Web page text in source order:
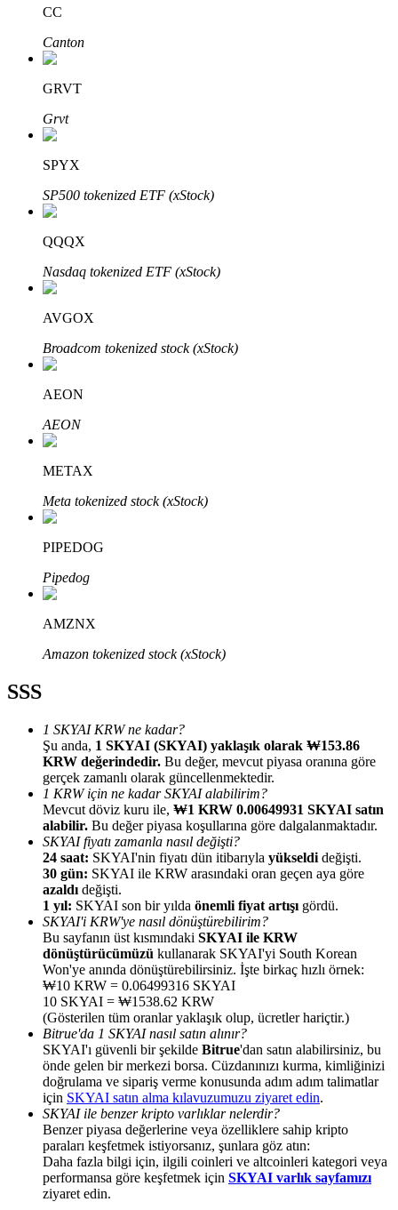
Otomatik Yatırım
Uzun vadeli kâr ve esnek çıkarlar elde edin
Stake Etmeyi Öğrenin
Pasif gelir kazanma hakkında bilgi edinin
Bitrue
AI
Bitrue Ortakları
Yönlendirme
Arkadaşını davet et, nakit ödüller kazan
BTC Welcome Rewards
BTC Welcome Rewards
Deposit & Trade BTC to Share 25000 USDT prize pool!
CC
Canton
GRVT
Grvt
SPYX
SP500 tokenized ETF (xStock)
QQQX
Nasdaq tokenized ETF (xStock)
AVGOX
Broadcom tokenized stock (xStock)
AEON
AEON
METAX
Meta tokenized stock (xStock)
PIPEDOG
Pipedog
AMZNX
Amazon tokenized stock (xStock)
SSS
1 SKYAI KRW ne kadar?
Şu anda, 1 SKYAI (SKYAI) yaklaşık olarak ₩153.86
KRW değerindedir. Bu değer, mevcut piyasa oranına göre
gerçek zamanlı olarak güncellenmektedir.
1 KRW için ne kadar SKYAI alabilirim?
Mevcut döviz kuru ile, ₩1 KRW 0.00649931 SKYAI satın
alabilir. Bu değer piyasa koşullarına göre dalgalanmaktadır.
SKYAI fiyatı zamanla nasıl değişti?
24 saat: SKYAI'nin fiyatı dün itibarıyla yükseldi değişti.
30 gün: SKYAI ile KRW arasındaki oran geçen aya göre
azaldı değişti.
1 yıl: SKYAI son bir yılda önemli fiyat artışı gördü.
SKYAI'i KRW'ye nasıl dönüştürebilirim?
Bu sayfanın üst kısmındaki SKYAI ile KRW
dönüştürücümüzü kullanarak SKYAI'yi South Korean
Won'ye anında dönüştürebilirsiniz. İşte birkaç hızlı örnek:
₩10 KRW = 0.06499316 SKYAI
10 SKYAI = ₩1538.62 KRW
(Gösterilen tüm oranlar yaklaşık olup, ücretler hariçtir.)
Bitrue'da 1 SKYAI nasıl satın alınır?
SKYAI'ı güvenli bir şekilde Bitrue'dan satın alabilirsiniz, bu
önde gelen bir merkezi borsa. Cüzdanınızı kurma, kimliğinizi
doğrulama ve sipariş verme konusunda adım adım talimatlar
için SKYAI satın alma kılavuzumuzu ziyaret edin.
SKYAI ile benzer kripto varlıklar nelerdir?
Benzer piyasa değerlerine veya özelliklere sahip kripto
paraları keşfetmek istiyorsanız, şunlara göz atın:
Daha fazla bilgi için, ilgili coinleri ve altcoinleri kategori veya
performansa göre keşfetmek için SKYAI varlık sayfamızı
ziyaret edin.